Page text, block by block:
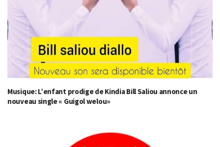
Musique: L’enfant prodige de Kindia Bill Saliou annonce un
nouveau single « Guigol welou»